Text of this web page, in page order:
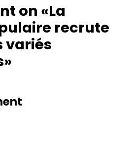
on «La
recrute
variés